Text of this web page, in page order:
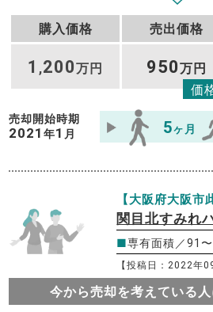
購入価格 売出価格
1 ,200万円 950万円
価
売却開始時期
2021年1 月 5ヶ月
【大阪府大阪市
関目北すみれ
■専有面積／91
【投稿日：2022年
今から売却を考えている